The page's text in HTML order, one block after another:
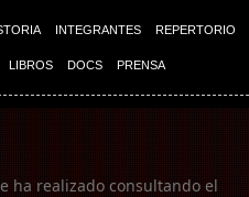
INTEGRANTES REPERTORIO
LIBROS DOCS PRENSA
ha realizado consultando el